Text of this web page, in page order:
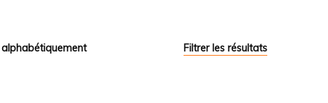
Filtrer les résultats
alphabétiquement